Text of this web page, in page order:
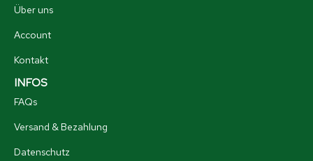
Über uns
Account
Kontakt
INFOS
FAQs
Versand & Bezahlung
Datenschutz